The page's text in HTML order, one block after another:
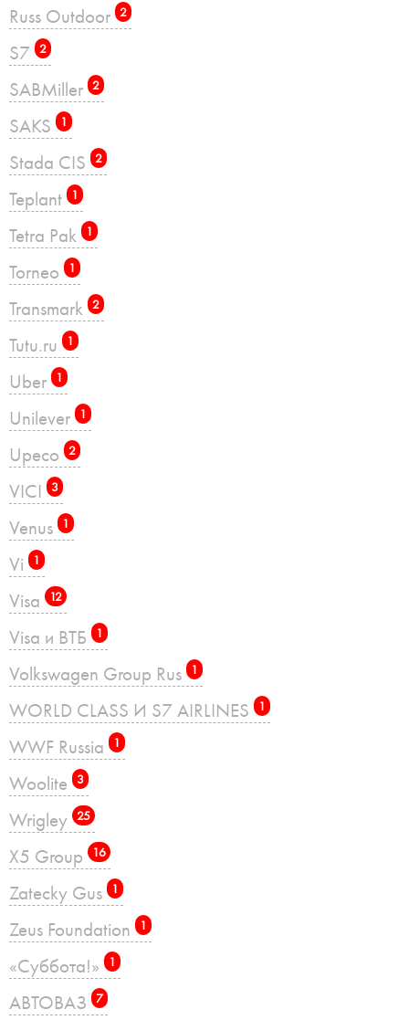
Russ Outdoor 2
S7 2
SABMiller 2
SAKS 1
Stada CIS 2
Teplant 1
Tetra Pak 1
Torneo 1
Transmark 2
Tutu.ru 1
Uber 1
Unilever 1
Upeco 2
VICI 3
Venus 1
Vi 1
Visa 12
Visa и ВТБ 1
Volkswagen Group Rus 1
WORLD CLASS И S7 AIRLINES 1
WWF Russia 1
Woolite 3
Wrigley 25
X5 Group 16
Zatecky Gus 1
Zeus Foundation 1
«Суббота!» 1
АВТОВАЗ 7